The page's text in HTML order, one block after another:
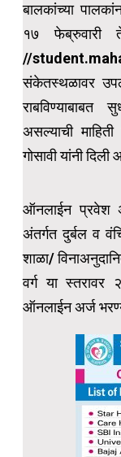
बालकांच्या
१७ फेब्रुवारी
//
संकेतस्थळावर
राबविण्याबाबत
असल्याची
गोसावी यांनी दिली
ऑनलाईन प्रवेश
अंतर्गत दुर्बल व
शाळा/
वर्ग या स्तरावर
ऑनलाईन अर्ज